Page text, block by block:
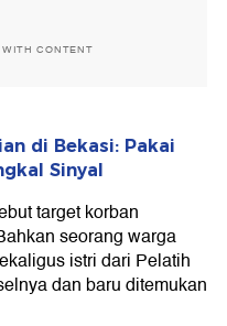
CONTENT
di Bekasi: Pakai
Sinyal
target korban
seorang warga
istri dari Pelatih
dan baru ditemukan